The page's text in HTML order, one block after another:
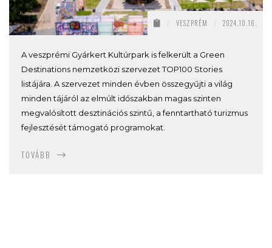
VESZPRÉM 2024.10.16.
A veszprémi Gyárkert Kultúrpark is felkerült a Green
Destinations nemzetközi szervezet TOP100 Stories
listájára. A szervezet minden évben összegyűjti a világ
minden tájáról az elmúlt időszakban magas szinten
megvalósított desztinációs szintű, a fenntartható turizmus
fejlesztését támogató programokat.
TOVÁBB